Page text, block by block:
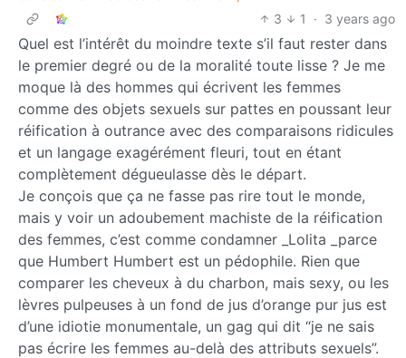
3
1 · 3 years ago
Quel est l’intérêt du moindre texte s’il faut rester dans
le premier degré ou de la moralité toute lisse ? Je me
moque là des hommes qui écrivent les femmes
comme des objets sexuels sur pattes en poussant leur
réification à outrance avec des comparaisons ridicules
et un langage exagérément fleuri, tout en étant
complètement dégueulasse dès le départ.
Je conçois que ça ne fasse pas rire tout le monde,
mais y voir un adoubement machiste de la réification
des femmes, c’est comme condamner _Lolita _parce
que Humbert Humbert est un pédophile. Rien que
comparer les cheveux à du charbon, mais sexy, ou les
lèvres pulpeuses à un fond de jus d’orange pur jus est
d’une idiotie monumentale, un gag qui dit “je ne sais
pas écrire les femmes au-delà des attributs sexuels”.